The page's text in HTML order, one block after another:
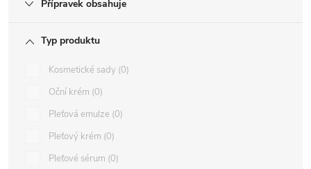
Přípravek obsahuje
Typ produktu
Kosmetické sady 0
Oční krém 0
Pleťová emulze 0
Pleťový krém 0
Pleťové sérum 0